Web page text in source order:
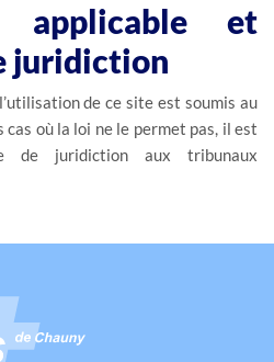
et
juridiction
de ce site est soumis au
où la loi ne le permet pas, il est
de juridiction aux tribunaux